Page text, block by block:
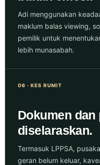
Adi menggunakan
maklum balas viewing,
pemilik untuk
lebih munasabah.
06 · KES RUMIT
Dokumen
diselaraskan.
Termasuk LPPSA,
geran belum keluar,